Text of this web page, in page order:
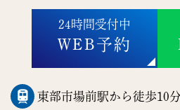
24時間受付中
WEB予約
東部市場前駅から徒歩10